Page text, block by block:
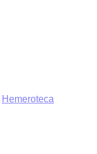
Hemeroteca